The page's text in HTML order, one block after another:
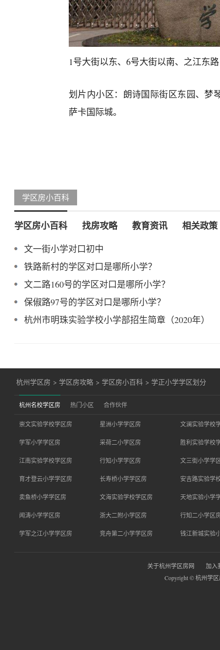
1号大街以东、6号大街以南、之江东
划片内小区：朗诗国际街区东园、梦
萨卡国际城。
学区房小百科
学区房小百科 找房攻略 教育资讯 相关政策
文一街小学对口初中
铁路新村的学区对口是哪所小学？
文二路160号的学区对口是哪所小学？
保俶路97号的学区对口是哪所小学？
杭州市明珠实验学校小学部招生简章（2020年）
杭州学区房 > 学区房攻略 > 学区房小百科 > 学正小学学区划分
杭州名校学区房 热门小区 合作伙伴
崇文实验学校学区房 星洲小学学区房 文澜实验学校
学军小学学区房 采荷二小学区房 胜利实验学校
江南实验学校学区房 行知小学学区房 文三街小学学
育才登云小学学区房 长寿桥小学学区房 安吉路实验学
卖鱼桥小学学区房 文海实验学校学区房 天地实验小学
闻涛小学学区房 浙大二附小学区房 行知二小学区
学军之江小学学区房 竞舟第二小学学区房 钱江新城实验
关于杭州学区房网
加入
Copyright © 杭州学